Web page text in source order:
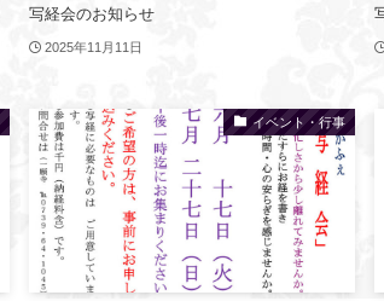
写経会のお知らせ
2025年11月11日
イベント・行事